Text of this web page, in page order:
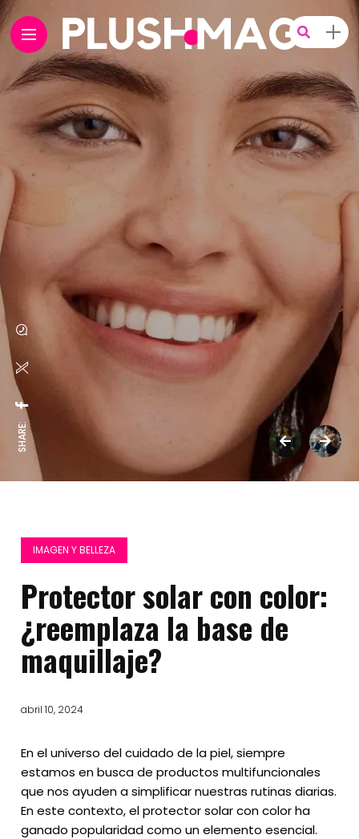
SHARE:
IMAGEN Y BELLEZA
Protector solar con color:
¿reemplaza la base de
maquillaje?
abril 10, 2024
En el universo del cuidado de la piel, siempre
estamos en busca de productos multifuncionales
que nos ayuden a simplificar nuestras rutinas diarias.
En este contexto, el protector solar con color ha
ganado popularidad como un elemento esencial.